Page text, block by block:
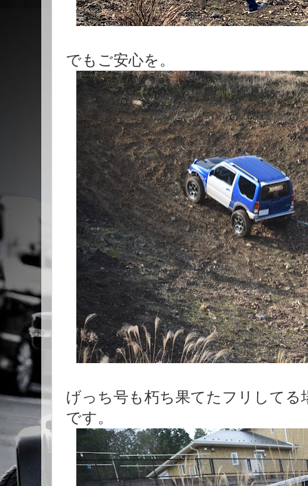
でもご安心を。
げっち号も朽ち果てたフリして
です。